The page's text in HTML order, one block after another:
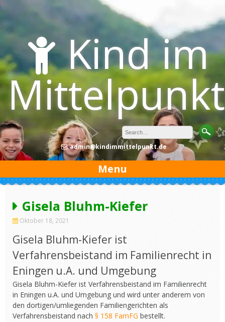
Skip
Kind im
Mittelpunkt
admin@kindimmittelpunkt.de
Menu
Gisela Bluhm-Kiefer
Oktober 18, 2021
Gisela Bluhm-Kiefer ist
Verfahrensbeistand im Familienrecht in
Eningen u.A. und Umgebung
Gisela Bluhm-Kiefer ist Verfahrensbeistand im Familienrecht
in Eningen u.A. und Umgebung und wird unter anderem von
den dortigen/umliegenden Familiengerichten als
Verfahrensbeistand nach § 158 FamFG bestellt.